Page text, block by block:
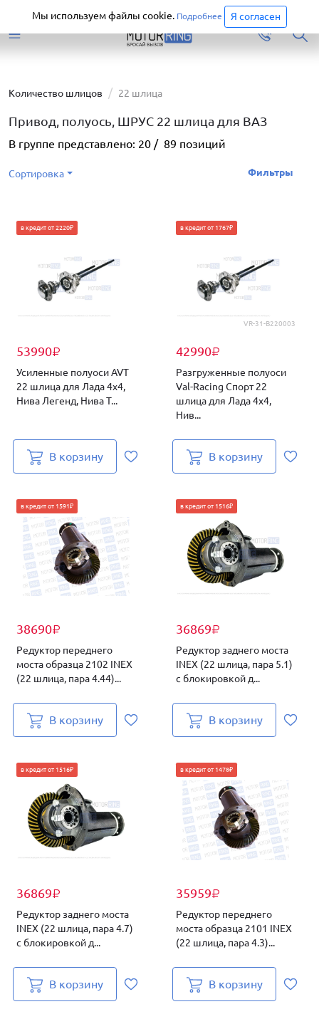
Перейти
Количество шлицов 22 шлица
Привод, полуось, ШРУС 22 шлица для ВАЗ
В группе представлено: 20 / 89 позиций
Сортировка Фильтры
53990₽
в кредит от 2220₽
Усиленные полуоси AVT
22 шлица для Лада 4х4,
Нива Легенд, Нива Т...
В корзину
VR-31-B220003
42990₽
в кредит от 1767₽
Разгруженные полуоси
Val-Racing Спорт 22
шлица для Лада 4х4,
Нив...
В корзину
38690₽
в кредит от 1591₽
Редуктор переднего
моста образца 2102 INEX
(22 шлица, пара 4.44)...
В корзину
36869₽
в кредит от 1516₽
Редуктор заднего моста
INEX (22 шлица, пара 5.1)
с блокировкой д...
В корзину
36869₽
в кредит от 1516₽
Редуктор заднего моста
INEX (22 шлица, пара 4.7)
с блокировкой д...
В корзину
35959₽
в кредит от 1478₽
Редуктор переднего
моста образца 2101 INEX
(22 шлица, пара 4.3)...
В корзину
Мы используем файлы cookie. Подробнее Я согласен